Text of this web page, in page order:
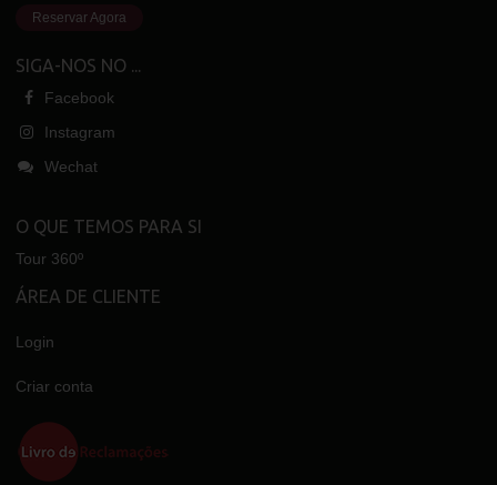
Reservar Agora
SIGA-NOS NO ...
Facebook
Instagram
Wechat
O QUE TEMOS PARA SI
Tour 360º
ÁREA DE CLIENTE
Login
Criar conta